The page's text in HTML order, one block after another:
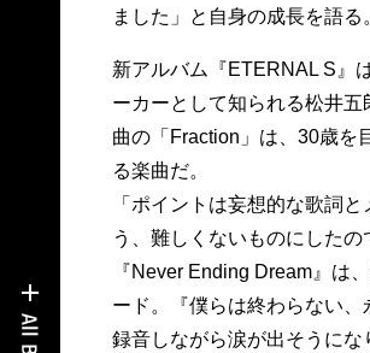
ました」と自身の成長を語る。
新アルバム『ETERNAL S』
ーカーとして知られる松井
曲の「Fraction」は、30歳を
る楽曲だ。
「ポイントは妄想的な歌詞
う、難しくないものにしたの
『Never Ending Dream』は
ード。『僕らは終わらない、
録音しながら涙が出そうにな